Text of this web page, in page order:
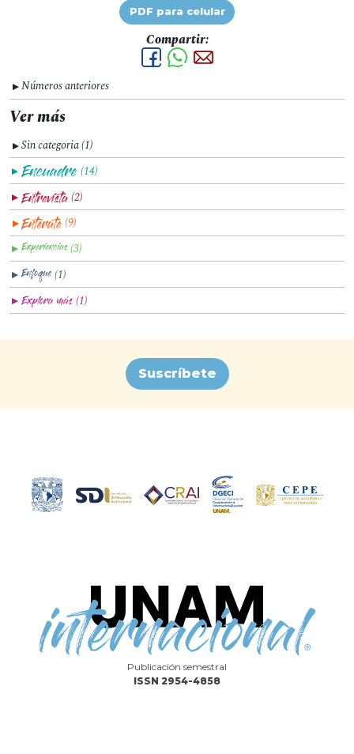
PDF para celular
Compartir:
▼Números anteriores
Ver más
▼Sin categoria (1)
▼ (14)
▼ (2)
▼ (9)
▼ (3)
▼ (1)
▼ (1)
Suscríbete
Publicación semestral
ISSN 2954-4858